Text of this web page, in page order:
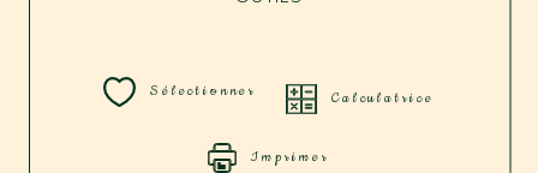
Sélectionner Calculatrice
Imprimer